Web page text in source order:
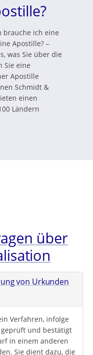
brauche ich eine
Apostille? –
was Sie über die
Sie eine
Apostille
Schmidt &
einen
Ländern
über
von Urkunden
Verfahren, infolge
und bestätigt
in einem anderen
Sie dient dazu, die